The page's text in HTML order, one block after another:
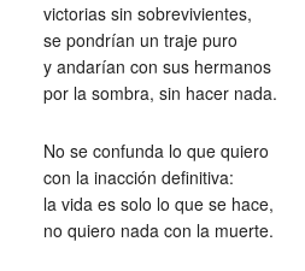
victorias sin sobrevivientes,
se pondrían un traje puro
y andarían con sus hermanos
por la sombra, sin hacer nada.
No se confunda lo que quiero
con la inacción definitiva:
la vida es solo lo que se hace,
no quiero nada con la muerte.